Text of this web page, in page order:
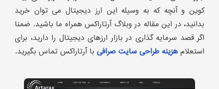
کوین و آنچه که به وسیله این ارز دیجیتال می توان خرید
بدانید، در این مقاله در وبلاگ آرتاراکس همراه ما باشید. ضمنا
اگر قصد سرمایه گذاری در بازار ارزهای دیجیتال را دارید، برای
استعلامهزینه طراحی سایت صرافی با آرتاراکس تماس بگیرید.